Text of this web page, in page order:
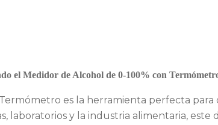
el Medidor de Alcohol de 0-100% con
es la herramienta perfecta
laboratorios y la industria alimentaria,